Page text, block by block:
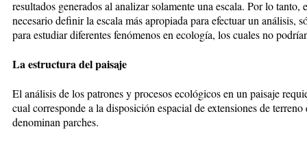
resultados generados al analizar solamente una escala. Por lo
necesario definir la escala más apropiada para efectuar un análisis,
para estudiar diferentes fenómenos en ecología, los cuales no
La estructura del paisaje
El análisis de los patrones y procesos ecológicos en un paisaje
cual corresponde a la disposición espacial de extensiones de
denominan parches.